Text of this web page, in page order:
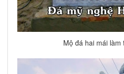
Mộ đá hai mái làm